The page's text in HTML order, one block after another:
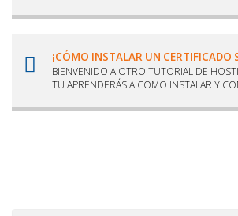
¡CÓMO INSTALAR UN CERTIFICADO
BIENVENIDO A OTRO TUTORIAL DE
TU APRENDERÁS A COMO INSTALAR Y